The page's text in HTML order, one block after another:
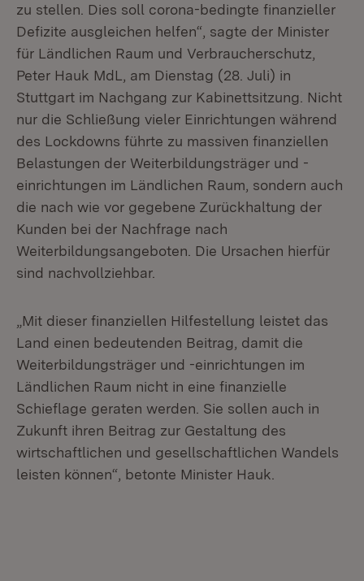
zu stellen. Dies soll corona-bedingte finanzieller
Defizite ausgleichen helfen“, sagte der Minister
für Ländlichen Raum und Verbraucherschutz,
Peter Hauk MdL, am Dienstag (28. Juli) in
Stuttgart im Nachgang zur Kabinettsitzung. Nicht
nur die Schließung vieler Einrichtungen während
des Lockdowns führte zu massiven finanziellen
Belastungen der Weiterbildungsträger und -
einrichtungen im Ländlichen Raum, sondern auch
die nach wie vor gegebene Zurückhaltung der
Kunden bei der Nachfrage nach
Weiterbildungsangeboten. Die Ursachen hierfür
sind nachvollziehbar.
„Mit dieser finanziellen Hilfestellung leistet das
Land einen bedeutenden Beitrag, damit die
Weiterbildungsträger und -einrichtungen im
Ländlichen Raum nicht in eine finanzielle
Schieflage geraten werden. Sie sollen auch in
Zukunft ihren Beitrag zur Gestaltung des
wirtschaftlichen und gesellschaftlichen Wandels
leisten können“, betonte Minister Hauk.